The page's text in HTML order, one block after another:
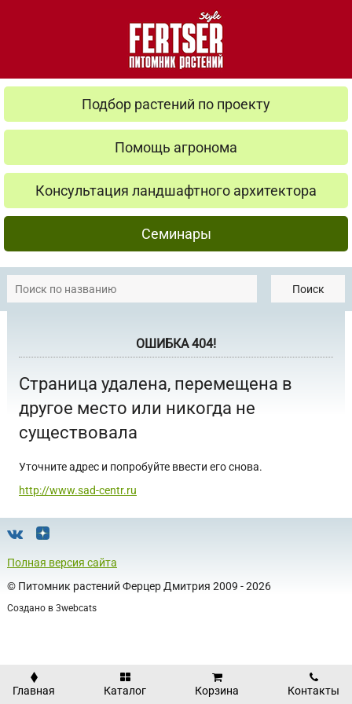
Подбор растений по проекту
Помощь агронома
Консультация ландшафтного архитектора
Семинары
Поиск
ОШИБКА 404!
Страница удалена, перемещена в
другое место или никогда не
существовала
Уточните адрес и попробуйте ввести его снова.
http://www.sad-centr.ru
Полная версия сайта
© Питомник растений Ферцер Дмитрия 2009 - 2026
Создано в 3webcats
Главная Каталог Корзина Контакты